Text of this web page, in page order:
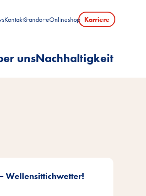
KontaktStandorteOnlineshop Karriere
unsNachhaltigkeit
Wellensittichwetter!